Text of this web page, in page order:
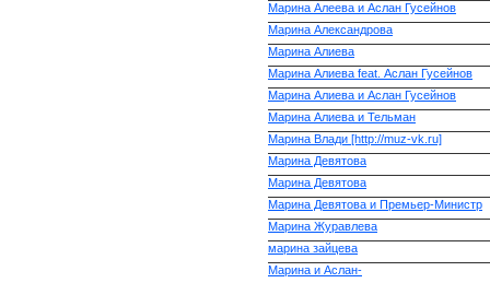
Марина Алеева и Аслан Гусейнов
Марина Александрова
Марина Алиева
Марина Алиева feat. Аслан Гусейнов
Марина Алиева и Аслан Гусейнов
Марина Алиева и Тельман
Марина Влади [http://muz-vk.ru]
Марина Девятова
Марина Девятова
Марина Девятова и Премьер-Министр
Марина Журавлева
марина зайцева
Марина и Аслан-